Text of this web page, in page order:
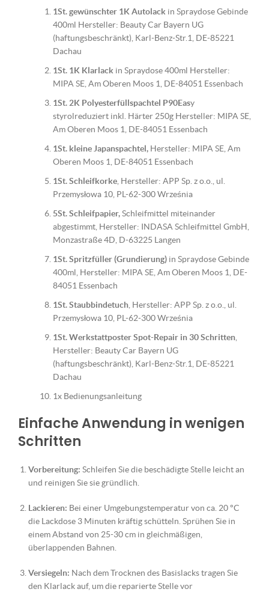
1St. gewünschter 1K Autolack in Spraydose Gebinde
400ml Hersteller: Beauty Car Bayern UG
(haftungsbeschränkt), Karl-Benz-Str.1, DE-85221
Dachau
1St. 1K Klarlack in Spraydose 400ml Hersteller:
MIPA SE, Am Oberen Moos 1, DE-84051 Essenbach
1St. 2K Polyesterfüllspachtel P90Easy
styrolreduziert inkl. Härter 250g Hersteller: MIPA SE,
Am Oberen Moos 1, DE-84051 Essenbach
1St. kleine Japanspachtel, Hersteller: MIPA SE, Am
Oberen Moos 1, DE-84051 Essenbach
1St. Schleifkorke , Hersteller: APP Sp. z o.o., ul.
Przemysłowa 10, PL-62-300 Września
5St. Schleifpapier,Schleifmittel miteinander
abgestimmt, Hersteller: INDASA Schleifmittel GmbH,
Monzastraße 4D, D-63225 Langen
1St. Spritzfüller (Grundierung) in Spraydose Gebinde
400ml, Hersteller: MIPA SE, Am Oberen Moos 1, DE-
84051 Essenbach
1St. Staubbindetuch , Hersteller: APP Sp. z o.o., ul.
Przemysłowa 10, PL-62-300 Września
1St. Werkstattposter Spot-Repair in 30 Schritten
Hersteller: Beauty Car Bayern UG
(haftungsbeschränkt), Karl-Benz-Str.1, DE-85221
Dachau
1x Bedienungsanleitung
Einfache Anwendung in wenigen
Schritten
Vorbereitung: Schleifen Sie die beschädigte Stelle leicht an
und reinigen Sie sie gründlich.
Lackieren: Bei einer Umgebungstemperatur von ca. 20 °C
die Lackdose 3 Minuten kräftig schütteln. Sprühen Sie in
einem Abstand von 25-30 cm in gleichmäßigen,
überlappenden Bahnen.
Versiegeln: Nach dem Trocknen des Basislacks tragen Sie
den Klarlack auf, um die reparierte Stelle vor